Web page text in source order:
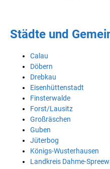
Städte und
Calau
Döbern
Drebkau
Eisenhüttenstadt
Finsterwalde
Forst/Lausitz
Großräschen
Guben
Jüterbog
Königs-Wusterhausen
Landkreis Dahme-